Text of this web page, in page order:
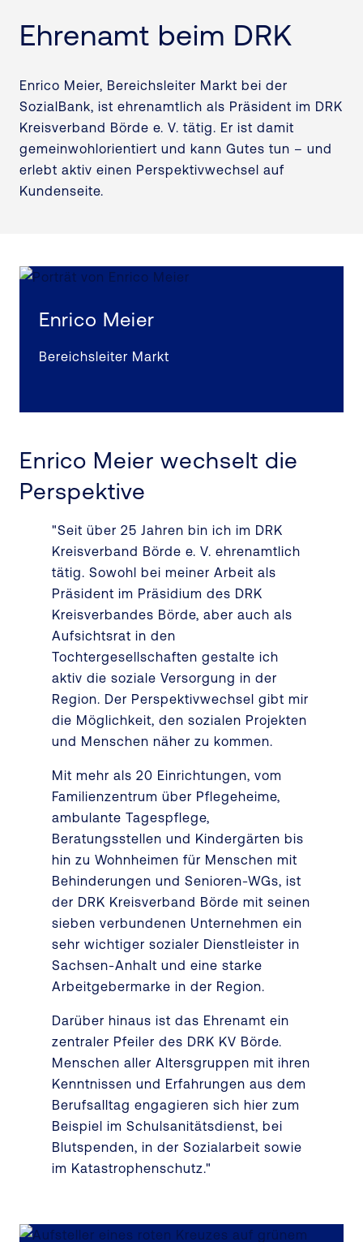
Ehrenamt beim DRK
Enrico Meier, Bereichsleiter Markt bei der
SozialBank, ist ehrenamtlich als Präsident im DRK
Kreisverband Börde e. V. tätig. Er ist damit
gemeinwohlorientiert und kann Gutes tun – und
erlebt aktiv einen Perspektivwechsel auf
Kundenseite.
Enrico Meier
Bereichsleiter Markt
Enrico Meier wechselt die
Perspektive
"Seit über 25 Jahren bin ich im DRK
Kreisverband Börde e. V. ehrenamtlich
tätig. Sowohl bei meiner Arbeit als
Präsident im Präsidium des DRK
Kreisverbandes Börde, aber auch als
Aufsichtsrat in den
Tochtergesellschaften gestalte ich
aktiv die soziale Versorgung in der
Region. Der Perspektivwechsel gibt mir
die Möglichkeit, den sozialen Projekten
und Menschen näher zu kommen.
Mit mehr als 20 Einrichtungen, vom
Familienzentrum über Pflegeheime,
ambulante Tagespflege,
Beratungsstellen und Kindergärten bis
hin zu Wohnheimen für Menschen mit
Behinderungen und Senioren-WGs, ist
der DRK Kreisverband Börde mit seinen
sieben verbundenen Unternehmen ein
sehr wichtiger sozialer Dienstleister in
Sachsen-Anhalt und eine starke
Arbeitgebermarke in der Region.
Darüber hinaus ist das Ehrenamt ein
zentraler Pfeiler des DRK KV Börde.
Menschen aller Altersgruppen mit ihren
Kenntnissen und Erfahrungen aus dem
Berufsalltag engagieren sich hier zum
Beispiel im Schulsanitätsdienst, bei
Blutspenden, in der Sozialarbeit sowie
im Katastrophenschutz."